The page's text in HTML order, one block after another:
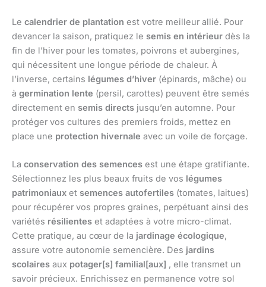
Le calendrier de plantation est votre meilleur allié. Pour
devancer la saison, pratiquez le semis en intérieur dès la
fin de l’hiver pour les tomates, poivrons et aubergines,
qui nécessitent une longue période de chaleur. À
l’inverse, certains légumes d’hiver (épinards, mâche) ou
à germination lente (persil, carottes) peuvent être semés
directement en semis directs jusqu’en automne. Pour
protéger vos cultures des premiers froids, mettez en
place une protection hivernale avec un voile de forçage.
La conservation des semences est une étape gratifiante.
Sélectionnez les plus beaux fruits de vos légumes
patrimoniaux et semences autofertiles (tomates, laitues)
pour récupérer vos propres graines, perpétuant ainsi des
variétés résilientes et adaptées à votre micro-climat.
Cette pratique, au cœur de la jardinage écologique,
assure votre autonomie semencière. Des jardins
scolaires aux potager[s] familial[aux] , elle transmet un
savoir précieux. Enrichissez en permanence votre sol